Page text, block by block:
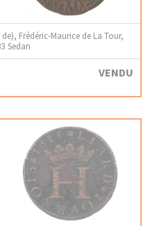
Frédéric-Maurice de La Tour,
Sedan
VENDU